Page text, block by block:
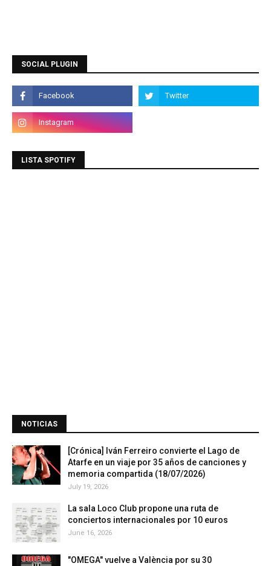
SOCIAL PLUGIN
LISTA SPOTIFY
NOTICIAS
[Crónica] Iván Ferreiro convierte el Lago de
Atarfe en un viaje por 35 años de canciones y
memoria compartida (18/07/2026)
July 19, 2026
La sala Loco Club propone una ruta de
conciertos internacionales por 10 euros
June 16, 2026
"OMEGA" vuelve a València por su 30